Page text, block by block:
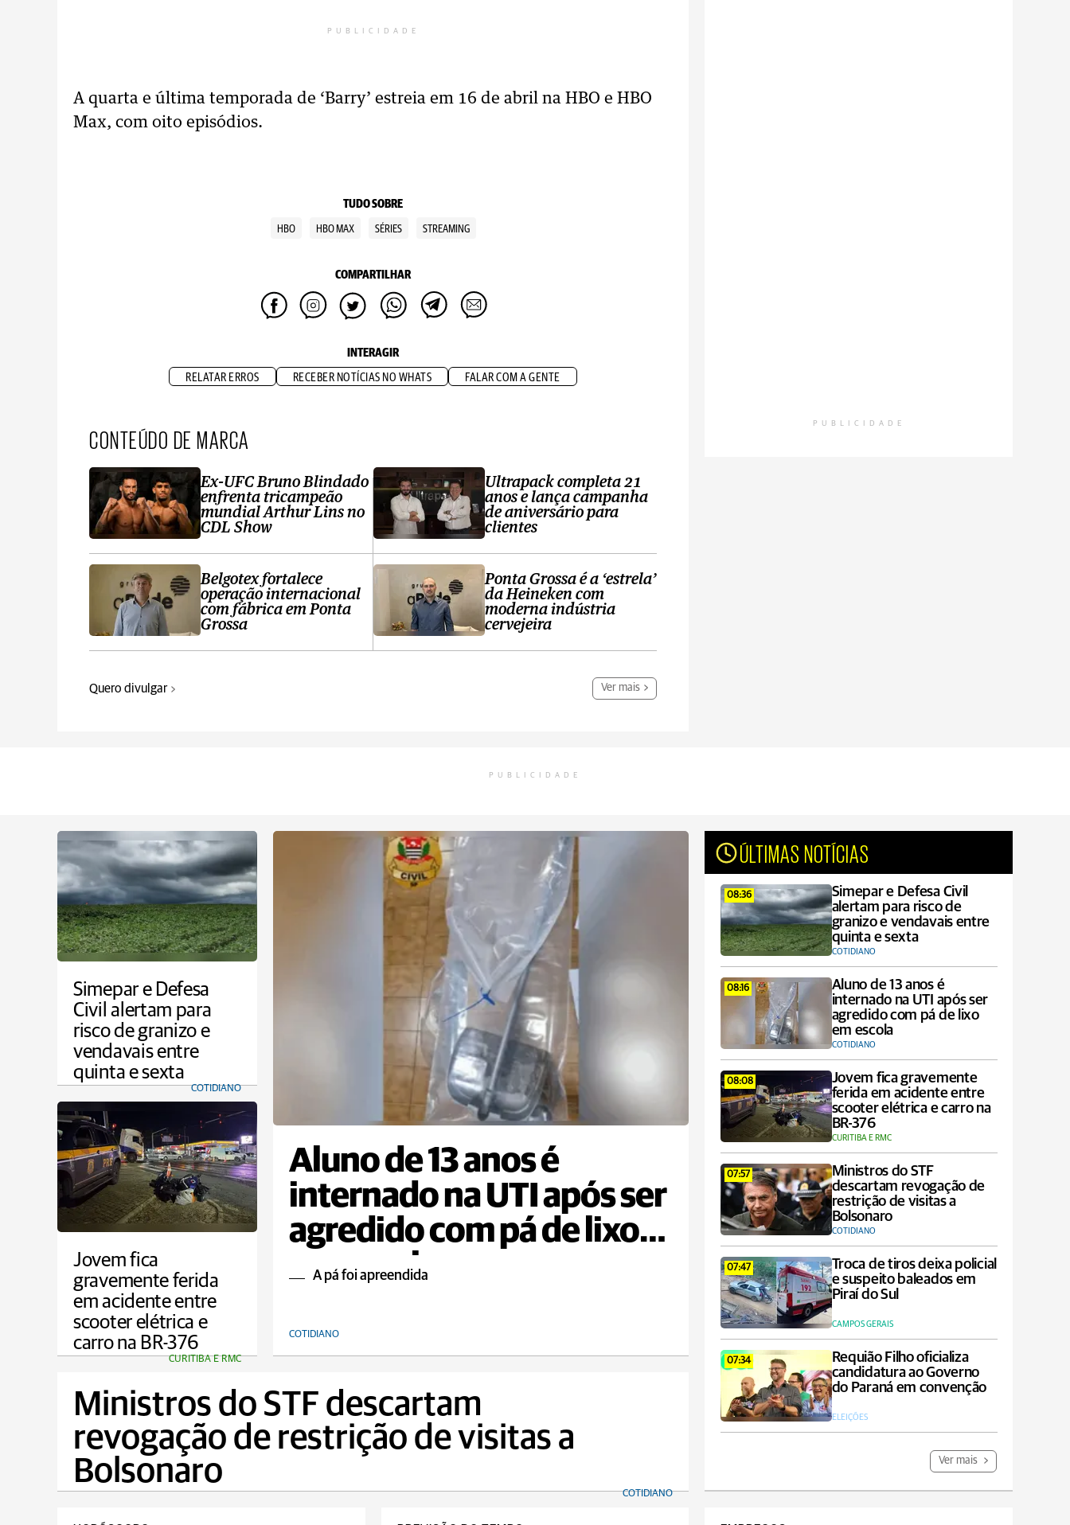
PUBLICIDADE
A quarta e última temporada de ‘Barry’ estreia em 16 de abril na HBO e HBO
Max, com oito episódios.
TUDO SOBRE
HBO HBO MAX SÉRIES STREAMING
COMPARTILHAR
INTERAGIR
RELATAR ERROS RECEBER NOTÍCIAS NO WHATS FALAR COM A GENTE
CONTEÚDO DE MARCA
Ex-UFC Bruno Blindado
enfrenta tricampeão
mundial Arthur Lins no
CDL Show
Belgotex fortalece
operação internacional
com fábrica em Ponta
Grossa
Ultrapack completa 21
anos e lança campanha
de aniversário para
clientes
Ponta Grossa é a ‘estrela’
da Heineken com
moderna indústria
cervejeira
Quero divulgar Ver mais
PUBLICIDADE
PUBLICIDADE
Simepar e Defesa
Civil alertam para
risco de granizo e
vendavais entre
quinta e sexta
COTIDIANO
Aluno de 13 anos é
internado na UTI após ser
agredido com pá de lixo
em escola
A pá foi apreendida
COTIDIANO
ÚLTIMAS NOTÍCIAS
08:36
Simepar e Defesa Civil
alertam para risco de
granizo e vendavais entre
quinta e sexta
COTIDIANO
08:16
Aluno de 13 anos é
internado na UTI após ser
agredido com pá de lixo
em escola
COTIDIANO
08:08
Jovem fica gravemente
ferida em acidente entre
scooter elétrica e carro na
BR-376
CURITIBA E RMC
07:57
Ministros do STF
descartam revogação de
restrição de visitas a
Bolsonaro
COTIDIANO
07:47
Troca de tiros deixa policial
e suspeito baleados em
Piraí do Sul
CAMPOS GERAIS
07:34
Requião Filho oficializa
candidatura ao Governo
do Paraná em convenção
ELEIÇÕES
Ver mais
Jovem fica
gravemente ferida
em acidente entre
scooter elétrica e
carro na BR-376
CURITIBA E RMC
Ministros do STF descartam
revogação de restrição de visitas a
Bolsonaro
COTIDIANO